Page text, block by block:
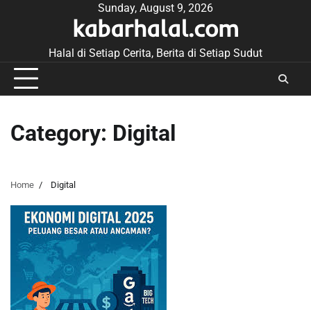
Sunday, August 9, 2026
kabarhalal.com
Halal di Setiap Cerita, Berita di Setiap Sudut
Category: Digital
Home Digital